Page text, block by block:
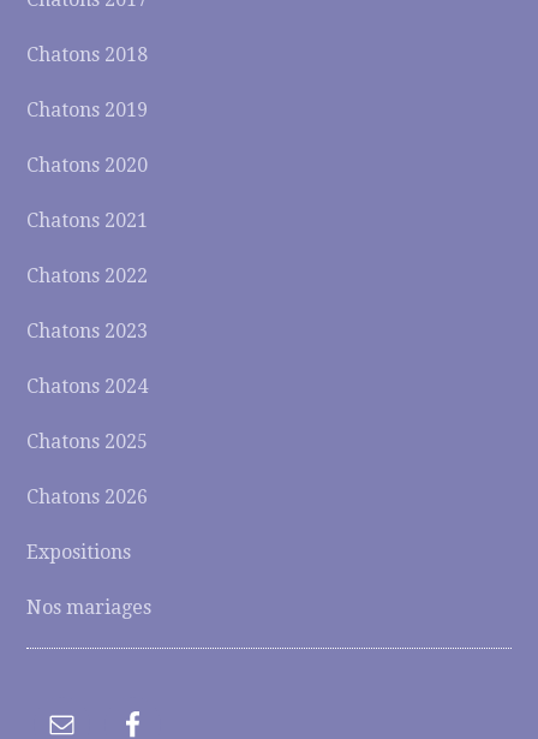
Chatons 2018
Chatons 2019
Chatons 2020
Chatons 2021
Chatons 2022
Chatons 2023
Chatons 2024
Chatons 2025
Chatons 2026
Expositions
Nos mariages